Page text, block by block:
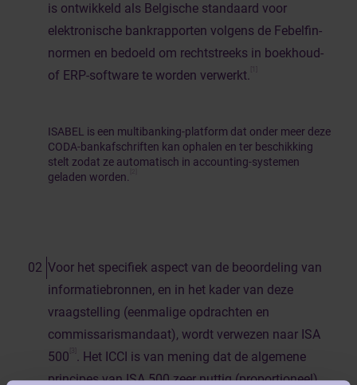
is ontwikkeld als Belgische standaard voor
elektronische bankrapporten volgens de Febelfin-
normen en bedoeld om rechtstreeks in boekhoud-
of ERP-software te worden verwerkt.
ISABEL is een multibanking-platform dat onder meer deze
CODA-bankafschriften kan ophalen en ter beschikking
stelt zodat ze automatisch in accounting-systemen
geladen worden.
Voor het specifiek aspect van de beoordeling van
informatiebronnen, en in het kader van deze
vraagstelling (eenmalige opdrachten en
commissarismandaat), wordt verwezen naar ISA
500 [3] . Het ICCI is van mening dat de algemene
principes van ISA 500 zeer nuttig (proportioneel)